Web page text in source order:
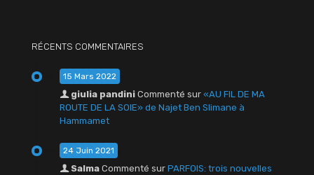
RÉCENTS COMMENTAIRES
15 Mars 2022
giulia pandini Commenté sur «AU FIL DE MA
ROUTE DE LA SOIE» de Najet Ben Slimane à
Hammamet
24 Juin 2021
Salma Commenté sur PARFOIS: trois nouvelles